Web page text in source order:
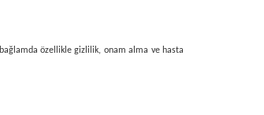
özellikle gizlilik, onam alma ve hasta